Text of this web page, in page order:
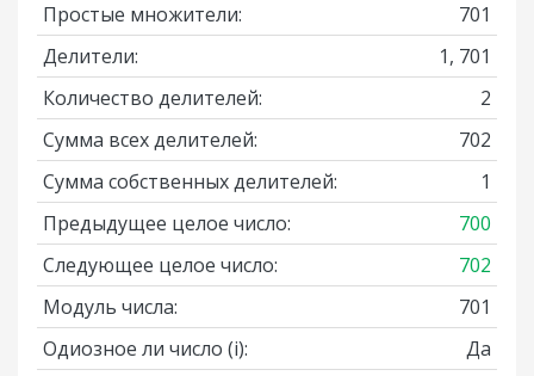
Простые множители:
701
Делители:
1, 701
Количество делителей:
2
Сумма всех делителей:
702
Сумма собственных делителей:
1
Предыдущее целое число:
700
Следующее целое число:
702
Модуль числа:
701
Одиозное ли число (i):
Да